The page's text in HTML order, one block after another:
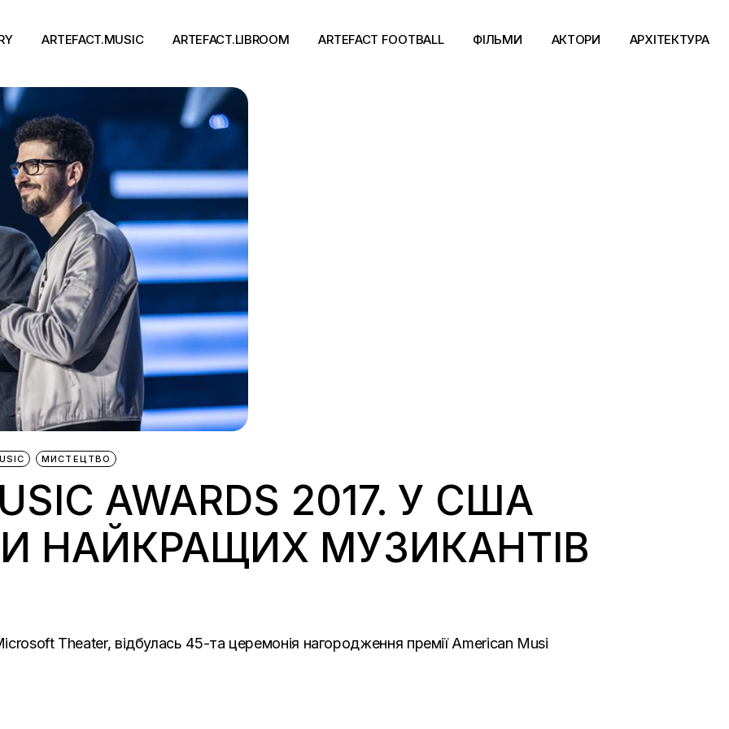
ARTEFACT.MUSIC
Виконавці
Альбоми
Концерти
ARTEFACT.LIBROOM
Книги
Події
ARTEFACT FOOTBALL ФІЛЬМИ АКТОРИ АРХІТЕКТУРА
МИСТЕЦТВО
AWARDS 2017. У США
НАЙКРАЩИХ МУЗИКАНТІВ
Theater, відбулась 45-та церемонія нагородження премії American Musi